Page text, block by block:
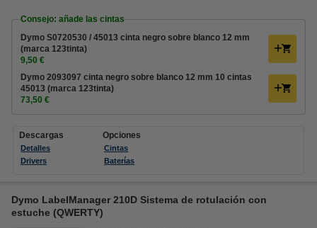
Consejo: añade las cintas
Dymo S0720530 / 45013 cinta negro sobre blanco 12 mm
(marca 123tinta)
9,50 €
Dymo 2093097 cinta negro sobre blanco 12 mm 10 cintas
45013 (marca 123tinta)
73,50 €
Descargas
Detalles
Drivers
Opciones
Cintas
Baterías
Dymo LabelManager 210D Sistema de rotulación con
estuche (QWERTY)